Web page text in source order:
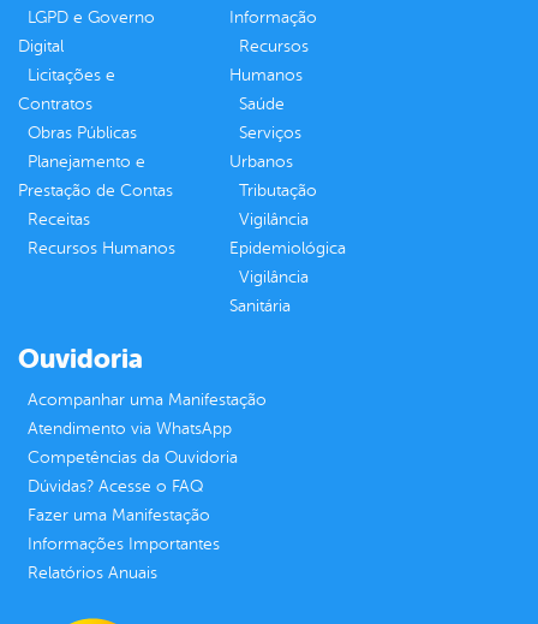
LGPD e Governo
Digital
Licitações e
Contratos
Obras Públicas
Planejamento e
Prestação de Contas
Receitas
Recursos Humanos
Informação
Recursos
Humanos
Saúde
Serviços
Urbanos
Tributação
Vigilância
Epidemiológica
Vigilância
Sanitária
Ouvidoria
Acompanhar uma Manifestação
Atendimento via WhatsApp
Competências da Ouvidoria
Dúvidas? Acesse o FAQ
Fazer uma Manifestação
Informações Importantes
Relatórios Anuais